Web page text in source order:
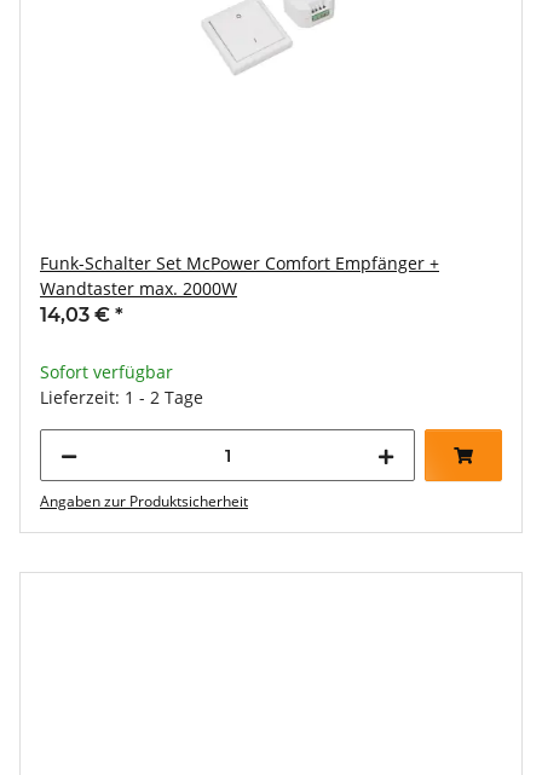
Funk-Schalter Set McPower Comfort Empfänger +
Wandtaster max. 2000W
14,03 € *
Sofort verfügbar
Lieferzeit: 1 - 2 Tage
Angaben zur Produktsicherheit